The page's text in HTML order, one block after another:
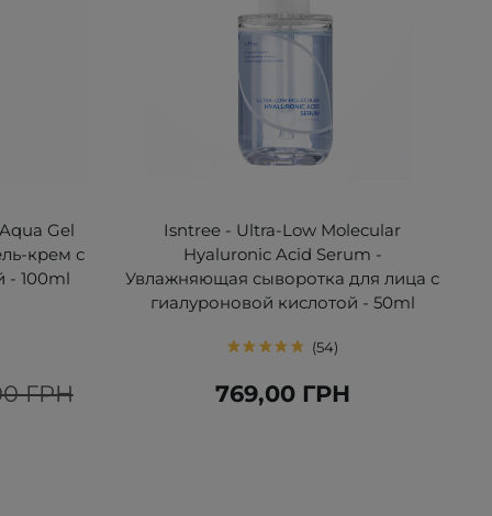
Gel
крем с
- 100ml
ГРН
Isntree - Ultra-Low Molecular
Hyaluronic Acid Serum -
Увлажняющая сыворотка для лица с
гиалуроновой кислотой - 50ml
54
769,00 ГРН